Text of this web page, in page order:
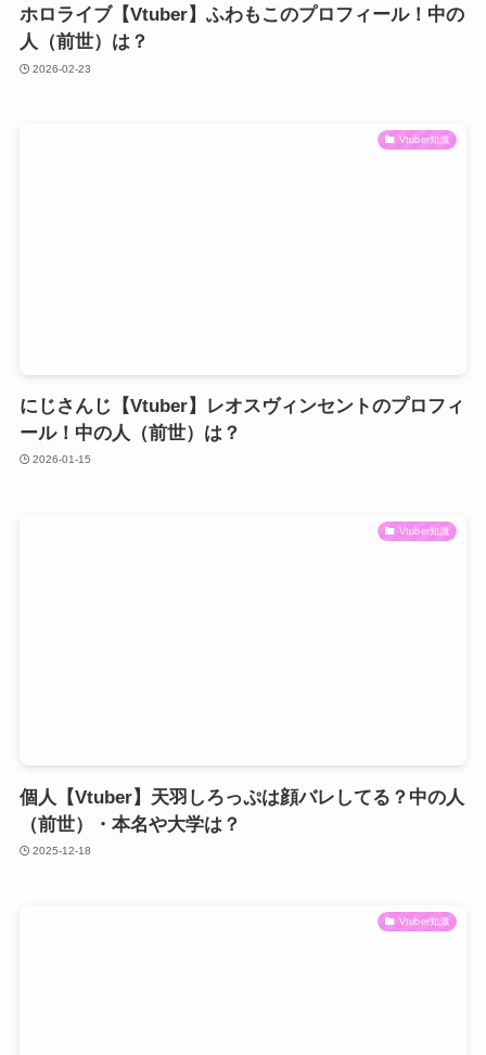
ホロライブ【Vtuber】ふわもこのプロフィール！中の
人（前世）は？
2026-02-23
Vtuber知識
にじさんじ【Vtuber】レオスヴィンセントのプロフィ
ール！中の人（前世）は？
2026-01-15
Vtuber知識
個人【Vtuber】天羽しろっぷは顔バレしてる？中の人
（前世）・本名や大学は？
2025-12-18
Vtuber知識